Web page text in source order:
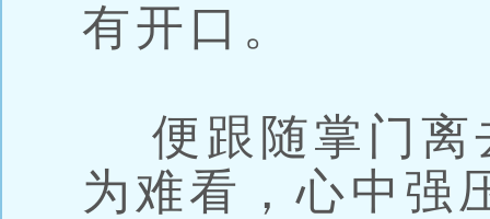
有开口。
便跟随掌门离
为难看，心中强